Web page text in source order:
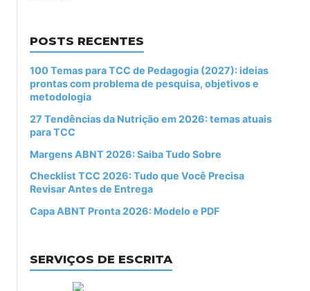
POSTS RECENTES
100 Temas para TCC de Pedagogia (2027): ideias
prontas com problema de pesquisa, objetivos e
metodologia
27 Tendências da Nutrição em 2026: temas atuais
para TCC
Margens ABNT 2026: Saiba Tudo Sobre
Checklist TCC 2026: Tudo que Você Precisa
Revisar Antes de Entrega
Capa ABNT Pronta 2026: Modelo e PDF
SERVIÇOS DE ESCRITA